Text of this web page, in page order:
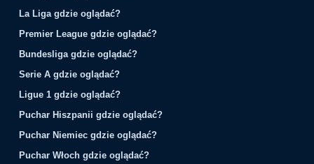
La Liga gdzie oglądać?
Premier League gdzie oglądać?
Bundesliga gdzie oglądać?
Serie A gdzie oglądać?
Ligue 1 gdzie oglądać?
Puchar Hiszpanii gdzie oglądać?
Puchar Niemiec gdzie oglądać?
Puchar Włoch gdzie oglądać?